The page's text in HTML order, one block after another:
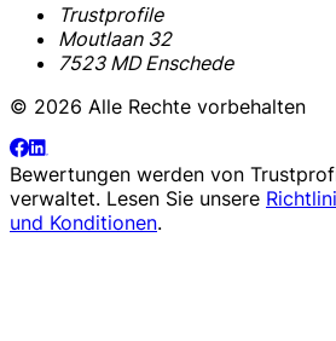
Trustprofile
Moutlaan 32
7523 MD Enschede
© 2026 Alle Rechte vorbehalten
Bewertungen werden von
verwaltet. Lesen Sie unsere
und Konditionen.